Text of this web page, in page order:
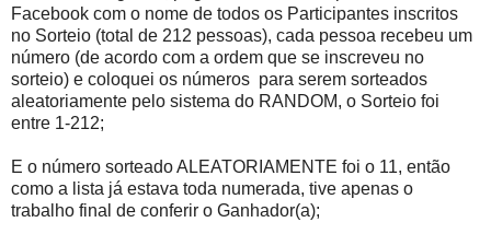
Facebook com o nome de todos os Participantes inscritos
no Sorteio (total de 212 pessoas), cada pessoa recebeu um
número (de acordo com a ordem que se inscreveu no
sorteio) e coloquei os números para serem sorteados
aleatoriamente pelo sistema do RANDOM, o Sorteio foi
entre 1-212;
E o número sorteado ALEATORIAMENTE foi o 11, então
como a lista já estava toda numerada, tive apenas o
trabalho final de conferir o Ganhador(a);